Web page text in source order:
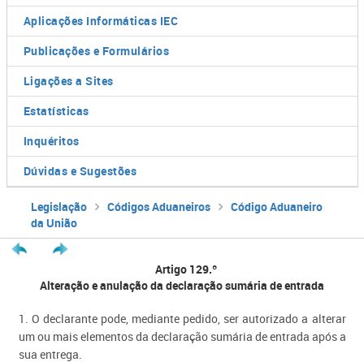
Aplicações Informáticas IEC
Publicações e Formulários
Ligações a Sites
Estatísticas
Inquéritos
Dúvidas e Sugestões
Legislação Códigos Aduaneiros
Código Aduaneiro
da União
Artigo 129.º
Alteração e anulação da declaração sumária de entrada
1. O declarante pode, mediante pedido, ser autorizado a alterar
um ou mais elementos da declaração sumária de entrada após a
sua entrega.